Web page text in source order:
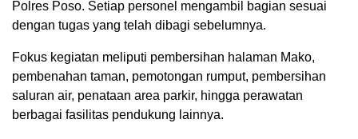
Polres Poso. Setiap personel mengambil bagian sesuai
dengan tugas yang telah dibagi sebelumnya.
Fokus kegiatan meliputi pembersihan halaman Mako,
pembenahan taman, pemotongan rumput, pembersihan
saluran air, penataan area parkir, hingga perawatan
berbagai fasilitas pendukung lainnya.